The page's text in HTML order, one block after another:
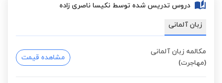
دروس تدریس شده توسط نکیسا ناصری زاده
زبان آلمانی
مکالمه زبان آلمانی
(مهاجرت)
مشاهده قیمت